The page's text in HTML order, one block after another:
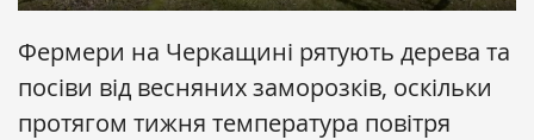
Фермери на Черкащині рятують дерева та
посіви від весняних заморозків, оскільки
протягом тижня температура повітря